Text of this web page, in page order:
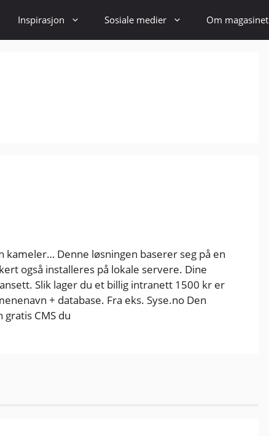
Inspirasjon Sosiale medier Om magasinet
kameler… Denne løsningen baserer seg på en
også installeres på lokale servere. Dine
Slik lager du et billig intranett 1500 kr er
+ database. Fra eks. Syse.no Den
CMS du